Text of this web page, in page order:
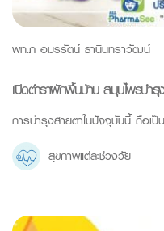
พท.ภ อมรรัตน์ ธานินทราวัฒน์
เปิดตำราผักพื้นบ้าน สมุนไพรบำ
การบำรุงสายตาในปัจจุบันนี้ ถือเ
สุขภาพแต่ละช่วงวัย